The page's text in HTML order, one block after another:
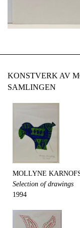
KONSTVERK AV
SAMLINGEN
MOLLYNE
Selection of drawings
1994